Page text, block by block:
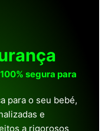
segura para
para o seu bebé,
e
a rigorosos